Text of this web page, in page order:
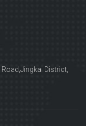
District,